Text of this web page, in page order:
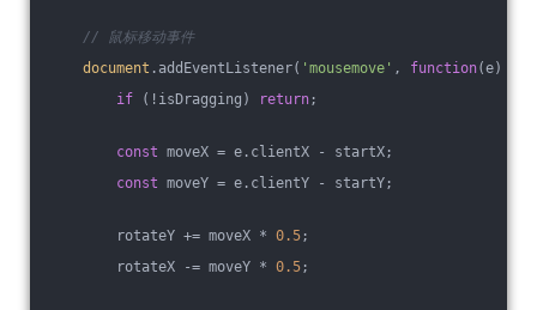
// 鼠标移动事件
document .addEventListener( 'mousemove' , function(e)
if (!isDragging) return;
const moveX = e.clientX - startX;
const moveY = e.clientY - startY;
rotateY += moveX * 0.5;
rotateX -= moveY * 0.5;